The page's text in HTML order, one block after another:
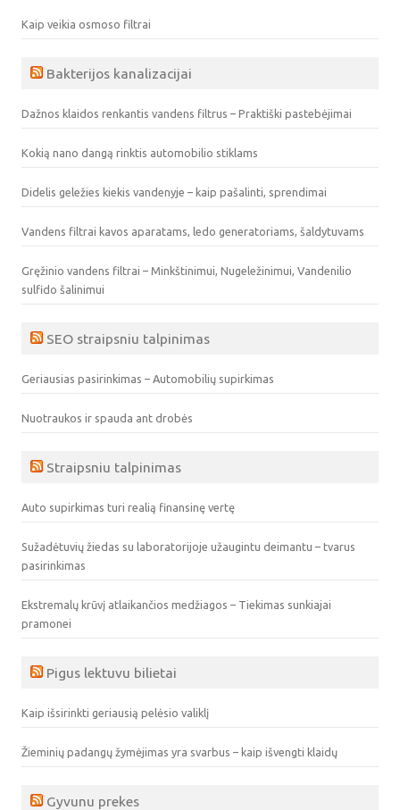
Kaip veikia osmoso filtrai
Bakterijos kanalizacijai
Dažnos klaidos renkantis vandens filtrus – Praktiški pastebėjimai
Kokią nano dangą rinktis automobilio stiklams
Didelis geležies kiekis vandenyje – kaip pašalinti, sprendimai
Vandens filtrai kavos aparatams, ledo generatoriams, šaldytuvams
Gręžinio vandens filtrai – Minkštinimui, Nugeležinimui, Vandenilio
sulfido šalinimui
SEO straipsniu talpinimas
Geriausias pasirinkimas – Automobilių supirkimas
Nuotraukos ir spauda ant drobės
Straipsniu talpinimas
Auto supirkimas turi realią finansinę vertę
Sužadėtuvių žiedas su laboratorijoje užaugintu deimantu – tvarus
pasirinkimas
Ekstremalų krūvį atlaikančios medžiagos – Tiekimas sunkiajai
pramonei
Pigus lektuvu bilietai
Kaip išsirinkti geriausią pelėsio valiklį
Žieminių padangų žymėjimas yra svarbus – kaip išvengti klaidų
Gyvunu prekes